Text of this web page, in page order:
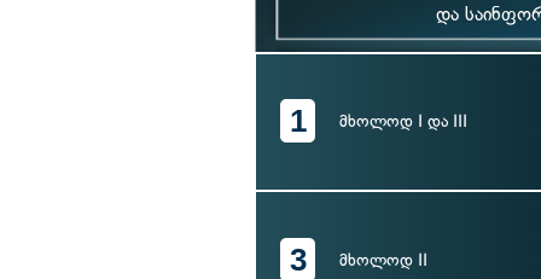
და
1 მხოლოდ I და III
3 მხოლოდ II